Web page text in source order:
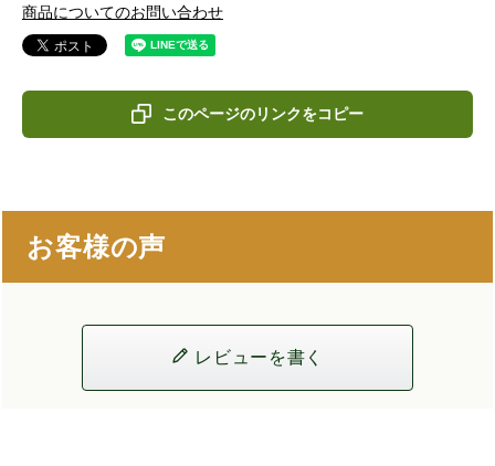
商品についてのお問い合わせ
このページのリンクをコピー
お客様の声
レビューを書く